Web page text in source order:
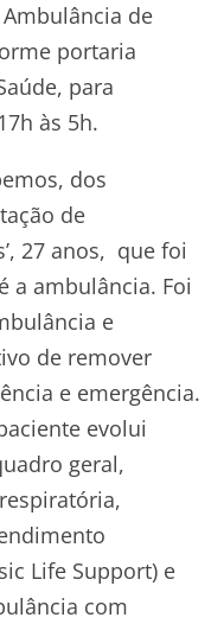
de
portaria
para
às 5h.
dos
de
27 anos, que foi
a ambulância. Foi
e
de remover
e emergência.
evolui
geral,
Life Support) e
com